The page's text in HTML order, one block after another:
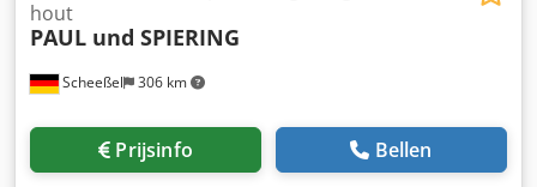
Scheeßel 306 km
hout
PAUL und SPIERING
Prijsinfo Bellen